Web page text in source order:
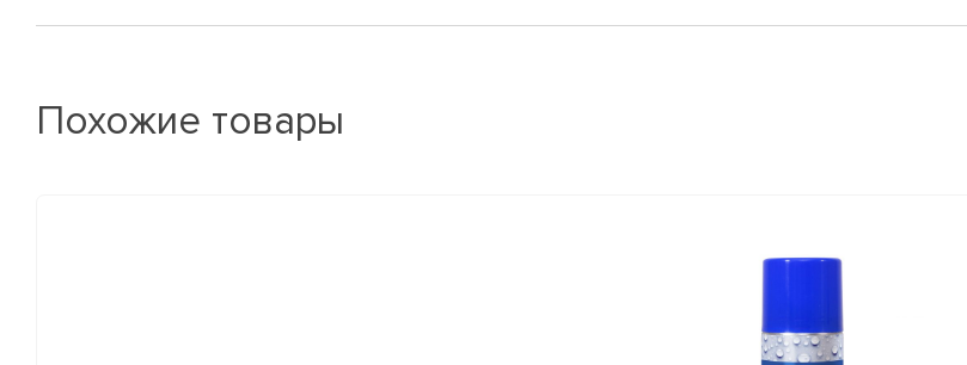
Похожие товары